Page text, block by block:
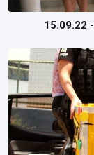
15.09.22